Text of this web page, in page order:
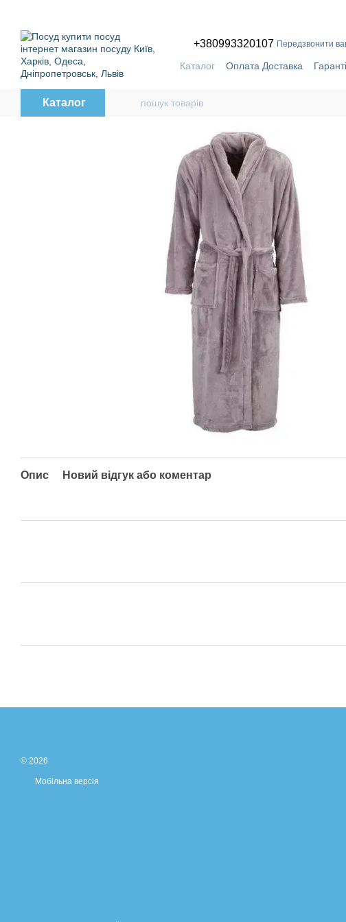
+380993320107 Передзвонити
Каталог Оплата Доставка
Каталог
Опис Новий відгук або коментар
© 2026
Мобільна версія